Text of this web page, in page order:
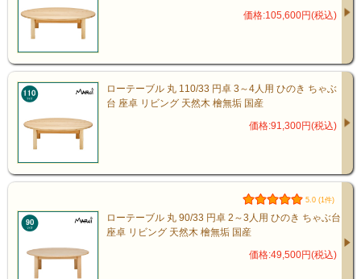
暮らしに自然になじむテーブル
価格:105,600円(税込)
ローテーブル 丸 110/33 円卓 3～4人用 ひのき ちゃぶ
台 座卓 リビング 天然木 檜無垢 国産
価格:91,300円(税込)
5.0 (1件)
ローテーブル 丸 90/33 円卓 2～3人用 ひのき ちゃぶ台
座卓 リビング 天然木 檜無垢 国産
価格:49,500円(税込)